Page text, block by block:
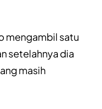
mengambil satu
setelahnya dia
masih